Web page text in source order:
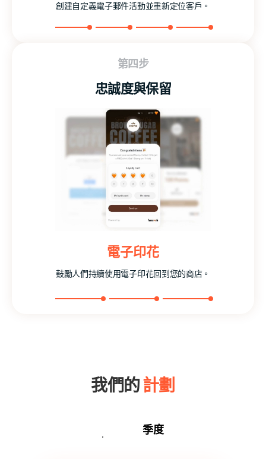
創建自定義電子郵件活動並重新定位客戶。
當客戶連接到 WiFi 網絡時，吸引他們。
創建定針對特定受眾的自定義廣告活動。
第四步
忠誠度與保留
電子印花
鼓勵人們持續使用電子印花回到您的商店。
積分採集
鼓勵人們透過點數收藏不斷回到您的商店
追隨者提升
讓客戶關注您的社交媒體頁面來留住客戶
我們的計劃
季度